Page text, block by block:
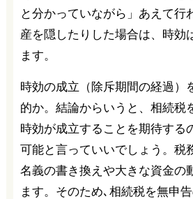
と分かっていながら」あえて行
産を隠したりした場合は、時効
ます。
時効の成立（除斥期間の経過）
的か。結論からいうと、相続税
時効が成立することを期待する
可能と言っていいでしょう。税
名義の書き換えや大きな資金の
ます。そのため､相続税を無申